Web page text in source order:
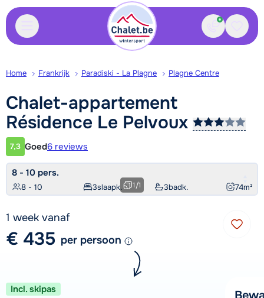
Contact
Home Frankrijk Paradiski - La Plagne Plagne Centre
Chalet-appartement
Résidence Le Pelvoux
Klantwaardering
7,3 Goed6 reviews
8 - 10 pers.
8 - 10 3slaapk. 3badk. 74m²
1/1
1 week vanaf
€ 435 per persoon
Incl. skipas